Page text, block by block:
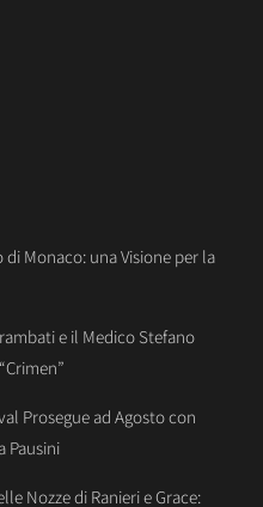
Monaco: una Visione per la
e il Medico Stefano
Prosegue ad Agosto con
Pausini
Nozze di Ranieri e Grace: